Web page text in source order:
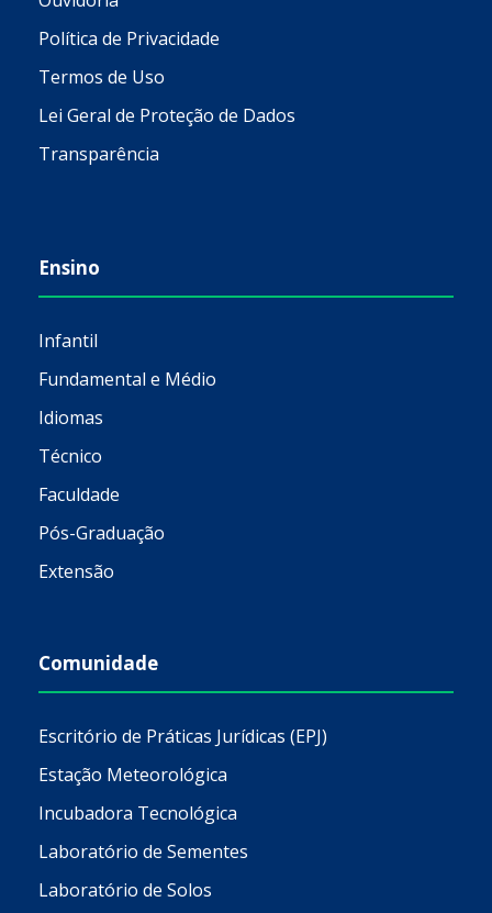
Política de Privacidade
Termos de Uso
Lei Geral de Proteção de Dados
Transparência
Ensino
Infantil
Fundamental e Médio
Idiomas
Técnico
Faculdade
Pós-Graduação
Extensão
Comunidade
Escritório de Práticas Jurídicas (EPJ)
Estação Meteorológica
Incubadora Tecnológica
Laboratório de Sementes
Laboratório de Solos